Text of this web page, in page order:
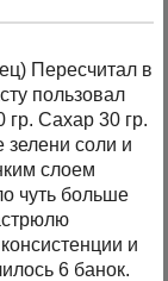
Пересчитал в
пользовал
Сахар 30 гр.
зелени соли и
слоем
чуть больше
и
6 банок.